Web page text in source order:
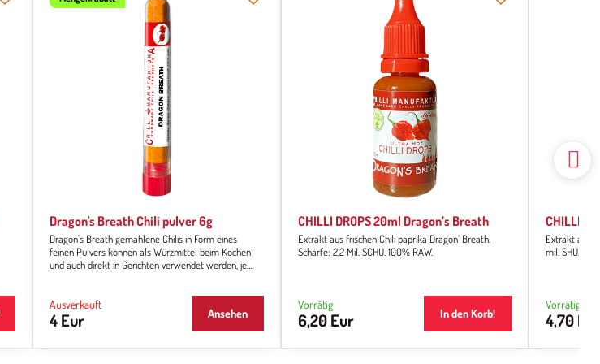
Dragon's Breath Chili pulver 6g
Dragon's Breath gemahlene Chilis in Form eines
feinen Pulvers können als Würzmittel beim Kochen
und auch direkt in Gerichten verwendet werden, je
angenehmen fruchtigen, süßen Geschmack (natürlich
nur für die erfahrensten Chilifresser).
Ausverkauft
4 Eur Ansehen
CHILLI DROPS 20ml Dragon’s Breath
Extrakt aus frischen Chili paprika Dragon’ Breath.
Schärfe: 2,2 Mil. SCHU. 100% RAW.
Vorrätig
6,20 Eur In den Korb!
CHILLI
Extrakt aus
mil. SHU.
Vorrätig
4,70